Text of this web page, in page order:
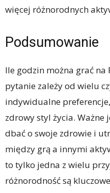
więcej różnorodnych
Podsumowanie
Ile godzin można grać na
pytanie zależy od wielu
indywidualne
zdrowy styl życia.
dbać o swoje zdrowie i
między grą a innymi
to tylko jedna z wielu
różnorodność są